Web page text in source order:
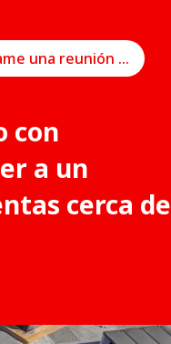
Programe una reunión en línea
con
a un
cerca de